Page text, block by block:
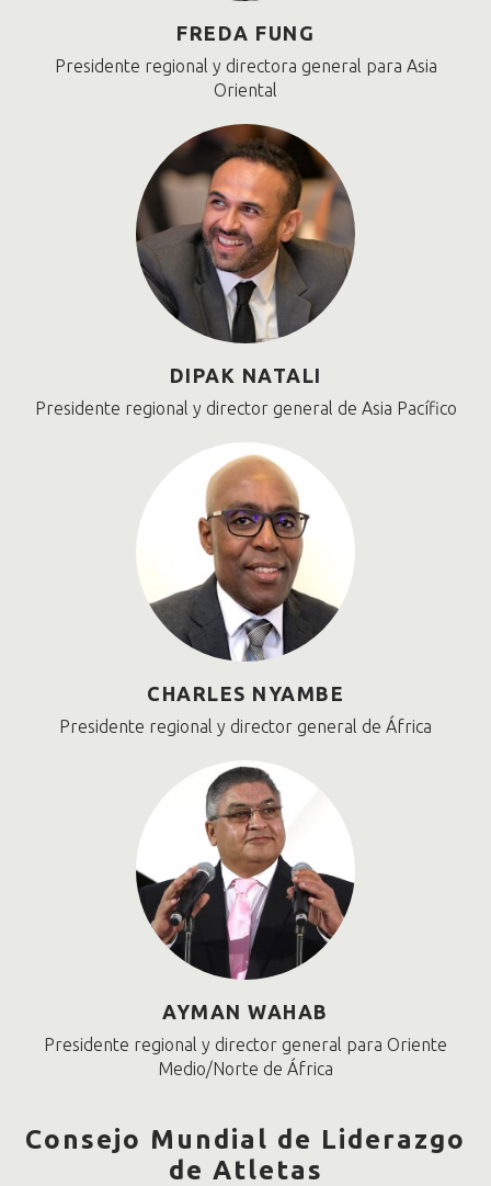
FREDA FUNG
Presidente regional y directora general para Asia
Oriental
DIPAK NATALI
Presidente regional y director general de Asia Pacífico
CHARLES NYAMBE
Presidente regional y director general de África
AYMAN WAHAB
Presidente regional y director general para Oriente
Medio/Norte de África
Consejo Mundial de Liderazgo
de Atletas